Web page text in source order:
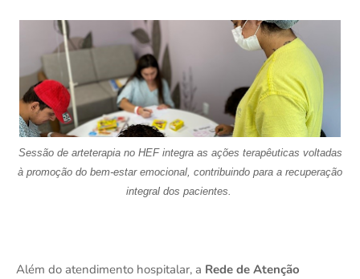
Sessão de arteterapia no HEF integra as ações terapêuticas voltadas
à promoção do bem-estar emocional, contribuindo para a recuperação
integral dos pacientes.
Além do atendimento hospitalar, a Rede de Atenção